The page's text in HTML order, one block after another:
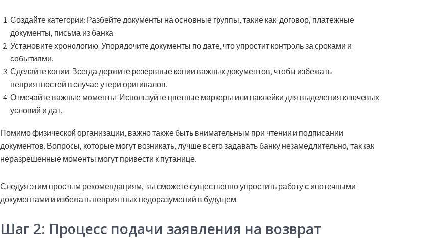
Создайте категории: Разбейте документы на основные группы, такие как: договор, платежные
документы, письма из банка.
Установите хронологию:Упорядочите документы по дате, что упростит контроль за сроками и
событиями.
Сделайте копии: Всегда держите резервные копии важных документов, чтобы избежать
неприятностей в случае утери оригиналов.
Отмечайте важные моменты: Используйте цветные маркеры или наклейки для выделения ключевых
условий и дат.
Помимо физической организации, важно также быть внимательным при чтении и подписании
документов. Вопросы, которые могут возникать, лучше всего задавать банку незамедлительно, так как
неразрешенные моменты могут привести к путанице.
Следуя этим простым рекомендациям, вы сможете существенно упростить работу с ипотечными
документами и избежать неприятных недоразумений в будущем.
Шаг 2: Процесс подачи заявления на возврат